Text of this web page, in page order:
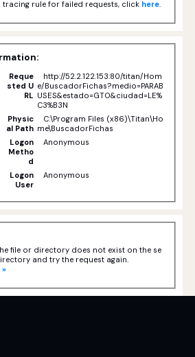
rule for failed requests, click here.
Reque
sted U
RL
http://52.2.122.153:80/titan/Hom
e/BuscadorFichas?medio=PARAB
USES&estado=GTO&ciudad=LE%
C3%B3N
Physic
al Path
C:\Program Files (x86)\Titan\Ho
me\BuscadorFichas
Logon
Metho
d
Anonymous
Logon
User
Anonymous
file or directory does not exist on the se
and try the request again.